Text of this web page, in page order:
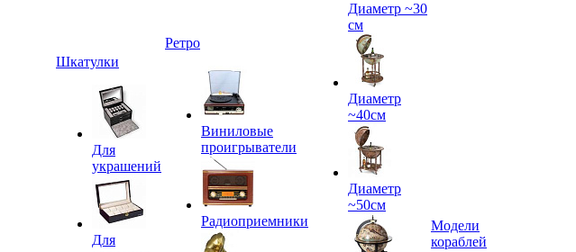
Шкатулки
Для
украшений
Для
Ретро
Виниловые
проигрыватели
Радиоприемники
Диаметр ~30
см
Диаметр
~40см
Диаметр
~50см
Модели
кораблей